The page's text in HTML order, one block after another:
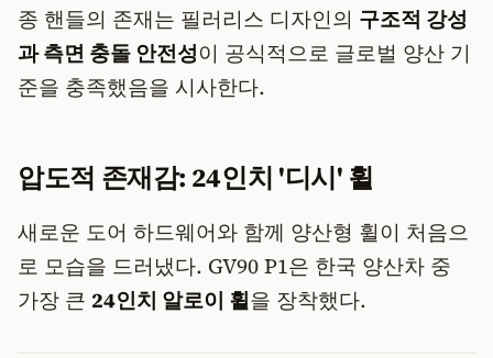
종 핸들의 존재는 필러리스 디자인의 구조적 강성
과 측면 충돌 안전성이 공식적으로 글로벌 양산 기
준을 충족했음을 시사한다.
압도적 존재감: 24인치 '디시' 휠
새로운 도어 하드웨어와 함께 양산형 휠이 처음으
로 모습을 드러냈다. GV90 P1은 한국 양산차 중
가장 큰 24인치 알로이 휠을 장착했다.